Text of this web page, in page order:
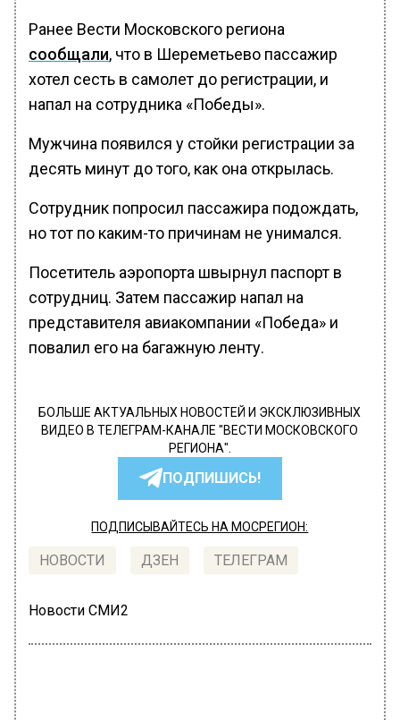
Ранее Вести Московского региона
сообщали, что в Шереметьево пассажир
хотел сесть в самолет до регистрации, и
напал на сотрудника «Победы».
Мужчина появился у стойки регистрации за
десять минут до того, как она открылась.
Сотрудник попросил пассажира подождать,
но тот по каким-то причинам не унимался.
Посетитель аэропорта швырнул паспорт в
сотрудниц. Затем пассажир напал на
представителя авиакомпании «Победа» и
повалил его на багажную ленту.
БОЛЬШЕ АКТУАЛЬНЫХ НОВОСТЕЙ И ЭКСКЛЮЗИВНЫХ
ВИДЕО В ТЕЛЕГРАМ-КАНАЛЕ "ВЕСТИ МОСКОВСКОГО
РЕГИОНА".
ПОДПИШИСЬ!
ПОДПИСЫВАЙТЕСЬ НА МОСРЕГИОН:
НОВОСТИ ДЗЕН ТЕЛЕГРАМ
Новости СМИ2